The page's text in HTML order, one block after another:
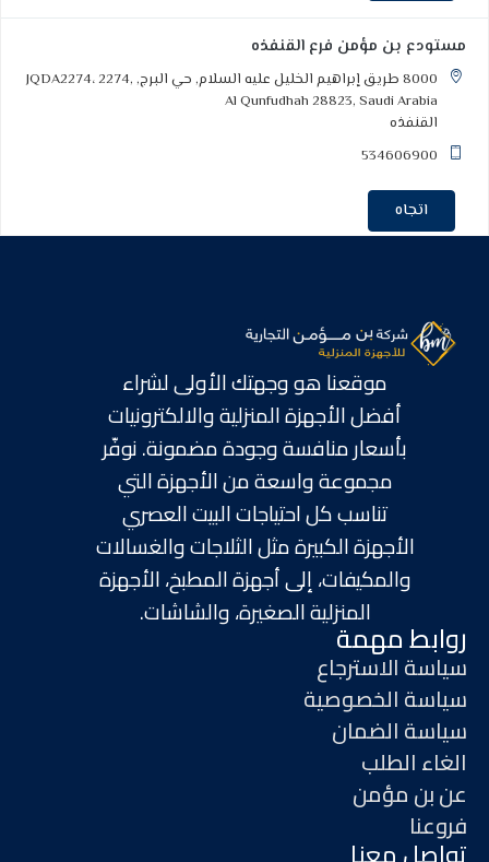
مستودع بن مؤمن فرع القنفذه
8000 طريق إبراهيم الخليل عليه السلام, حي البرج, JQDA2274، 2274,
Al Qunfudhah 28823, Saudi Arabia
القنفذه
534606900
اتجاه
Arabia
المدينة
537940200
اتجاه
مستودع بن مؤمن فرع جده - الخمرة
7093 سليمان بن علي ال مشرف, As Sarawat، JLSB3133، 3133,
Jeddah 22527, Saudi Arabia
جده - الخمرة
506431457
اتجاه
مستودع بن مؤمن فرع جده - النخيل
شارع, Al Nakheel, Jeddah 22230, Saudi Arabia
جده - النخيل
539560900
موقعنا هو وجهتك الأولى لشراء
أفضل الأجهزة المنزلية والالكترونيات
بأسعار منافسة وجودة مضمونة. نوفّر
مجموعة واسعة من الأجهزة التي
تناسب كل احتياجات البيت العصري
الأجهزة الكبيرة مثل الثلاجات والغسالات
والمكيفات، إلى أجهزة المطبخ، الأجهزة
المنزلية الصغيرة، والشاشات.
روابط مهمة
سياسة الاسترجاع
سياسة الخصوصية
سياسة الضمان
الغاء الطلب
عن بن مؤمن
فروعنا